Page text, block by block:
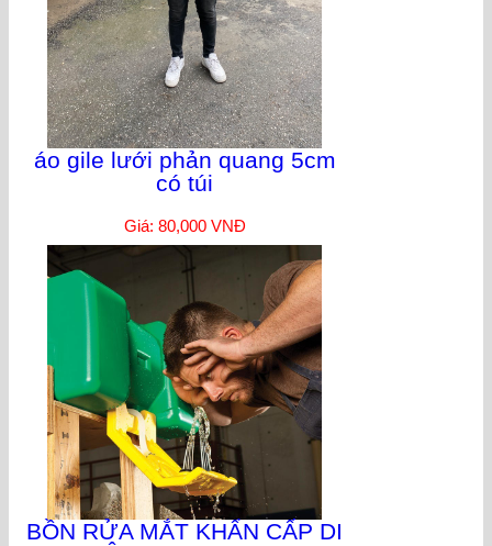
áo gile lưới phản quang 5cm
có túi
Giá: 80,000 VNĐ
BỒN RỬA MẮT KHẨN CẤP DI